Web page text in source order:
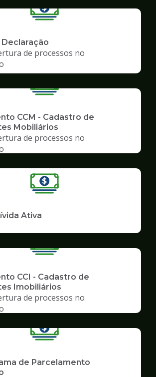
de processos no
CCM - Cadastro de
Mobiliários
de processos no
Ativa
CCI - Cadastro de
Imobiliários
de processos no
de Parcelamento